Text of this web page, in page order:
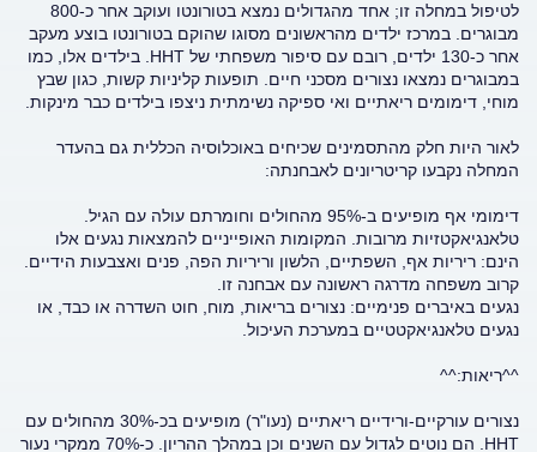
לטיפול במחלה זו; אחד מהגדולים נמצא בטורונטו ועוקב אחר כ-800
מבוגרים. במרכז ילדים מהראשונים מסוגו שהוקם בטורונטו בוצע מעקב
אחר כ-130 ילדים, רובם עם סיפור משפחתי של HHT. בילדים אלו, כמו
במבוגרים נמצאו נצורים מסכני חיים. תופעות קליניות קשות, כגון שבץ
מוחי, דימומים ריאתיים ואי ספיקה נשימתית ניצפו בילדים כבר מינקות.
לאור היות חלק מהתסמינים שכיחים באוכלוסיה הכללית גם בהעדר
המחלה נקבעו קריטריונים לאבחנתה:
דימומי אף מופיעים ב-95% מהחולים וחומרתם עולה עם הגיל.
טלאנגיאקטזיות מרובות. המקומות האופייניים להמצאות נגעים אלו
הינם: ריריות אף, השפתיים, הלשון וריריות הפה, פנים ואצבעות הידיים.
קרוב משפחה מדרגה ראשונה עם אבחנה זו.
נגעים באיברים פנימיים: נצורים בריאות, מוח, חוט השדרה או כבד, או
נגעים טלאנגיאקטטיים במערכת העיכול.
^^ריאות:^^
נצורים עורקיים-ורידיים ריאתיים (נעו"ר) מופיעים בכ-30% מהחולים עם
HHT. הם נוטים לגדול עם השנים וכן במהלך ההריון. כ-70% ממקרי נעור